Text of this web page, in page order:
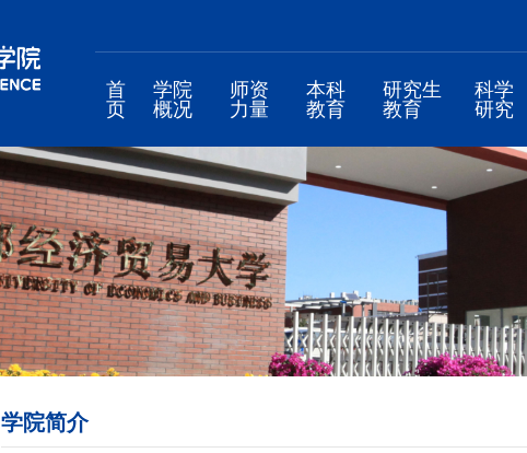
首
页
学院
概况
师资
力量
本科
教育
研究生
教育
科学
研究
学院简介